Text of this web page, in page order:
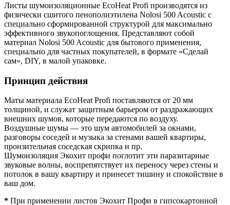
Листы шумоизоляционные EcoHeat Profi производятся из
физически сшитого пенополиэтилена Nolosi 500 Acoustic с
специально сформированной структурой для максимально
эффективного звукопоглощения. Представляют собой
материал Nolosi 500 Acoustic для бытового применения,
специально для частных покупателей, в формате «Сделай
сам», DIY, в малой упаковке.
Принцип действия
Маты материала EcoHeat Profi поставляются от 20 мм
толщиной, и служат защитным барьером от раздражающих
внешних шумов, которые передаются по воздуху.
Воздушные шумы — это шум автомобилей за окнами,
разговоры соседей и музыка за стенами вашей квартиры,
пронзительная соседская скрипка и пр.
Шумоизоляция Экохит профи поглотит эти паразитарные
звуковые волны, воспрепятствует их переносу через стены и
потолок в вашу квартиру и принесет тишину и спокойствие в
ваш дом.
* При применении листов Экохит Профи в гипсокартонной